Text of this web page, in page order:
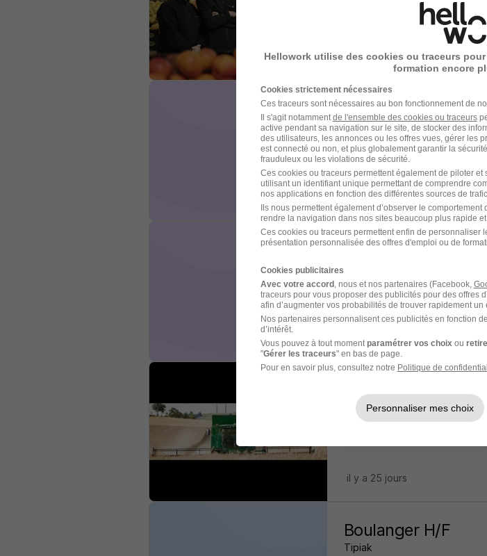
CDI 1 950 - 2
il y a 5 jours
Pétrisseur H/F
Groupe Loste
Mauges-sur-Loire - 49
il y a 19 jours
Responsable
La Montagne - 44 CDI
il y a 4 jours
Adjoint Chef
Terrena
il y a 25 jours
Boulanger H/F
Tipiak
Hellowork utilise des cookies ou traceurs
formation encore
Cookies strictement nécessaires
Ces traceurs sont nécessaires au bon fonctionnement de
Il s'agit notamment de l'ensemble des cookies ou traceurs
active pendant sa navigation sur le site, de stocker des
des utilisateurs, les annonces ou les offres vues, gérer les
est connecté ou non, et plus globalement garantir la
frauduleux ou les violations de sécurité.
Ces cookies ou traceurs permettent également de piloter
utilisant un identifiant unique permettant de comprendre
nos applications en fonction des différentes sources de trafic.
Ils nous permettent également d’observer le
rendre la navigation dans nos sites beaucoup plus rapide et
Ces cookies ou traceurs permettent enfin de personnaliser
présentation personnalisée des offres d'emploi ou de
Cookies publicitaires
Avec votre accord, nous et nos partenaires (Facebook,
traceurs pour vous proposer des publicités pour des offres
afin d’augmenter vos probabilités de trouver rapidement un
Nos partenaires personnalisent ces publicités en fonction
d’intérêt.
Vous pouvez à tout moment paramétrer vos choix ou
"Gérer les traceurs" en bas de page.
Pour en savoir plus, consultez notre Politique de
Personnaliser mes choix